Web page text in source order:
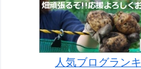
人気ブログラン